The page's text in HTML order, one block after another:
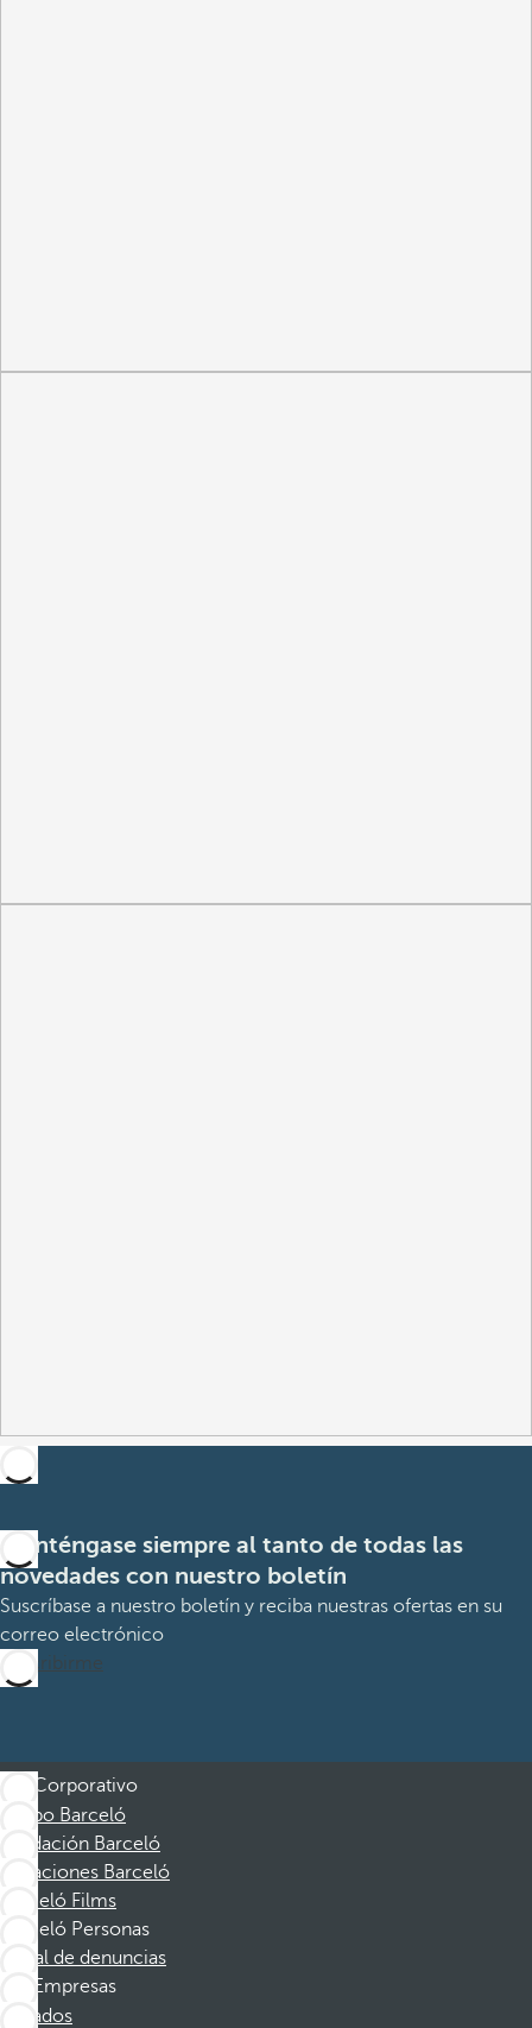
Manténgase siempre al tanto de todas las
novedades con nuestro boletín
Suscríbase a nuestro boletín y reciba nuestras ofertas en su
correo electrónico
Suscribirme
Corporativo
Grupo Barceló
Fundación Barceló
Vacaciones Barceló
Barceló Films
Barceló Personas
Canal de denuncias
Empresas
Afiliados